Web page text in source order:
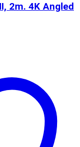
2m. 4K Angled